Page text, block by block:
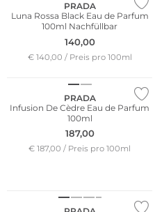
PRADA
Luna Rossa Black Eau de Parfum
100ml Nachfüllbar
140,00
€ 140,00 / Preis pro 100ml
PRADA
Infusion De Cèdre Eau de Parfum
100ml
187,00
€ 187,00 / Preis pro 100ml